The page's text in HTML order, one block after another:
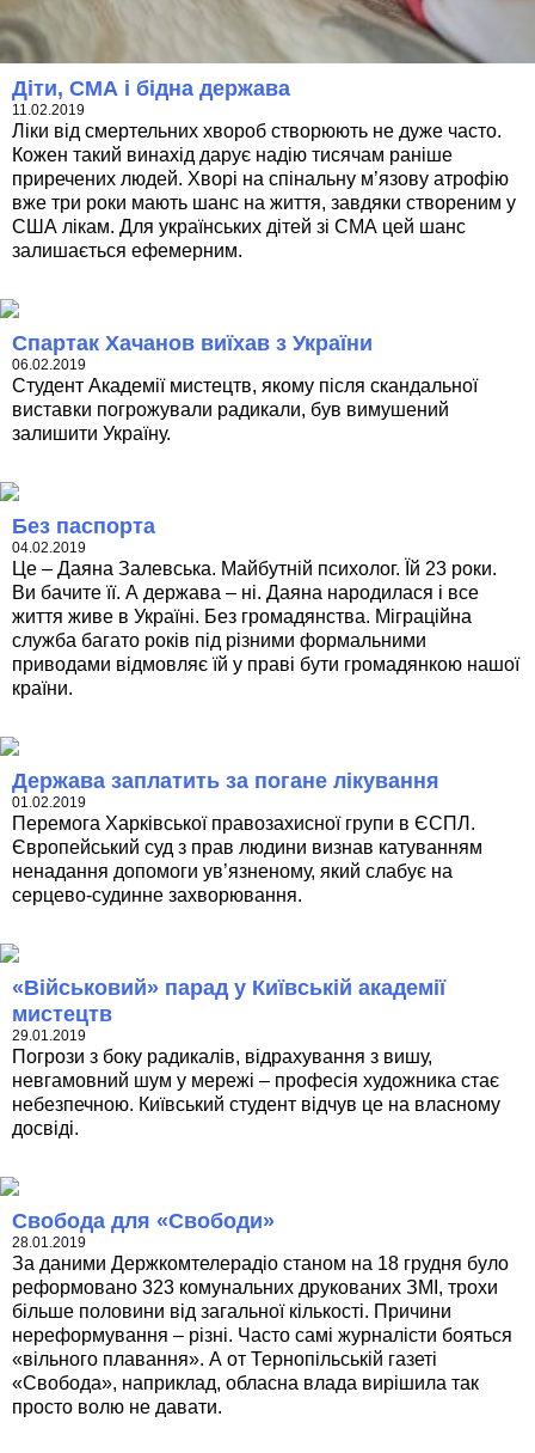
Діти, СМА і бідна держава
11.02.2019
Ліки від смертельних хвороб створюють не дуже часто.
Кожен такий винахід дарує надію тисячам раніше
приречених людей. Хворі на спінальну м’язову атрофію
вже три роки мають шанс на життя, завдяки створеним у
США лікам. Для українських дітей зі СМА цей шанс
залишається ефемерним.
Спартак Хачанов виїхав з України
06.02.2019
Студент Академії мистецтв, якому після скандальної
виставки погрожували радикали, був вимушений
залишити Україну.
Без паспорта
04.02.2019
Це – Даяна Залевська. Майбутній психолог. Їй 23 роки.
Ви бачите її. А держава – ні. Даяна народилася і все
життя живе в Україні. Без громадянства. Міграційна
служба багато років під різними формальними
приводами відмовляє їй у праві бути громадянкою нашої
країни.
Держава заплатить за погане лікування
01.02.2019
Перемога Харківської правозахисної групи в ЄСПЛ.
Європейський суд з прав людини визнав катуванням
ненадання допомоги ув’язненому, який слабує на
серцево-судинне захворювання.
«Військовий» парад у Київській академії
мистецтв
29.01.2019
Погрози з боку радикалів, відрахування з вишу,
невгамовний шум у мережі – професія художника стає
небезпечною. Київський студент відчув це на власному
досвіді.
Свобода для «Свободи»
28.01.2019
За даними Держкомтелерадіо станом на 18 грудня було
реформовано 323 комунальних друкованих ЗМІ, трохи
більше половини від загальної кількості. Причини
нереформування – різні. Часто самі журналісти бояться
«вільного плавання». А от Тернопільській газеті
«Свобода», наприклад, обласна влада вирішила так
просто волю не давати.